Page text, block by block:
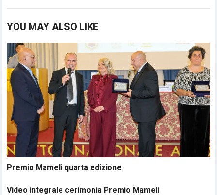
YOU MAY ALSO LIKE
Premio Mameli quarta edizione
Video integrale cerimonia Premio Mameli